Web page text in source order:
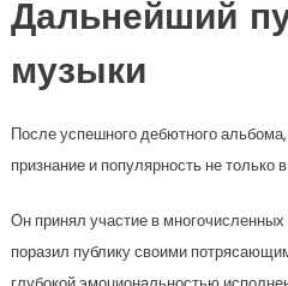
Дальнейший
музыки
После успешного дебютного
признание и популярность не только
Он принял участие в
поразил публику своими